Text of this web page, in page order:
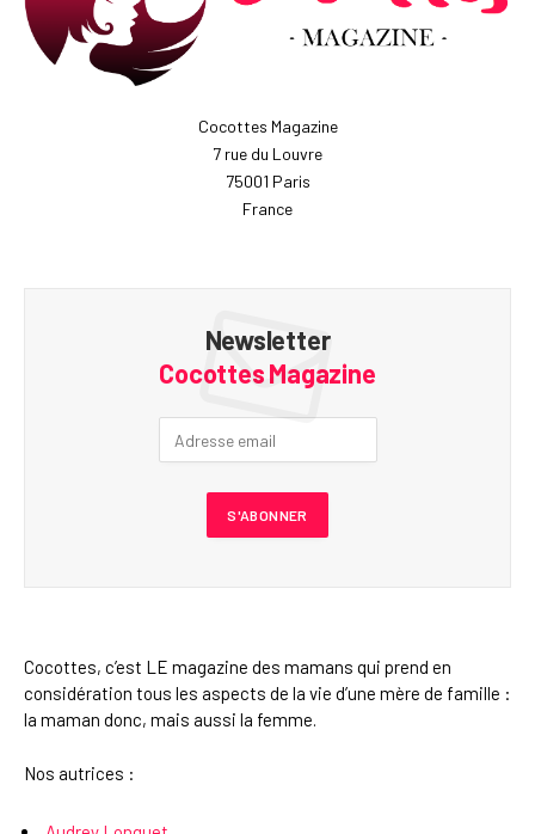
Cocottes Magazine
7 rue du Louvre
75001 Paris
France
Newsletter
Cocottes Magazine
Cocottes, c’est LE magazine des mamans qui prend en
considération tous les aspects de la vie d’une mère de famille :
la maman donc, mais aussi la femme.
Nos autrices :